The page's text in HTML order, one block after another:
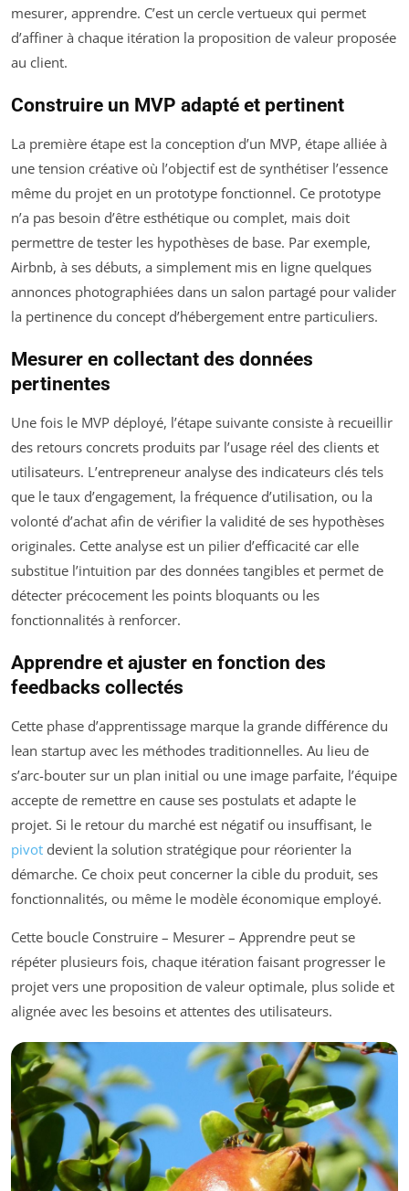
mesurer, apprendre. C’est un cercle vertueux qui permet
d’affiner à chaque itération la proposition de valeur proposée
au client.
Construire un MVP adapté et pertinent
La première étape est la conception d’un MVP, étape alliée à
une tension créative où l’objectif est de synthétiser l’essence
même du projet en un prototype fonctionnel. Ce prototype
n’a pas besoin d’être esthétique ou complet, mais doit
permettre de tester les hypothèses de base. Par exemple,
Airbnb, à ses débuts, a simplement mis en ligne quelques
annonces photographiées dans un salon partagé pour valider
la pertinence du concept d’hébergement entre particuliers.
Mesurer en collectant des données
pertinentes
Une fois le MVP déployé, l’étape suivante consiste à recueillir
des retours concrets produits par l’usage réel des clients et
utilisateurs. L’entrepreneur analyse des indicateurs clés tels
que le taux d’engagement, la fréquence d’utilisation, ou la
volonté d’achat afin de vérifier la validité de ses hypothèses
originales. Cette analyse est un pilier d’efficacité car elle
substitue l’intuition par des données tangibles et permet de
détecter précocement les points bloquants ou les
fonctionnalités à renforcer.
Apprendre et ajuster en fonction des
feedbacks collectés
Cette phase d’apprentissage marque la grande différence du
lean startup avec les méthodes traditionnelles. Au lieu de
s’arc-bouter sur un plan initial ou une image parfaite, l’équipe
accepte de remettre en cause ses postulats et adapte le
projet. Si le retour du marché est négatif ou insuffisant, le
pivot devient la solution stratégique pour réorienter la
démarche. Ce choix peut concerner la cible du produit, ses
fonctionnalités, ou même le modèle économique employé.
Cette boucle Construire – Mesurer – Apprendre peut se
répéter plusieurs fois, chaque itération faisant progresser le
projet vers une proposition de valeur optimale, plus solide et
alignée avec les besoins et attentes des utilisateurs.